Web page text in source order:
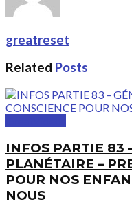
greatreset
Related Posts
INFOS PARTIE 83
PLANÉTAIRE –
POUR NOS
NOUS